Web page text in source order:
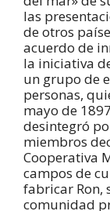
las
de otros
acuerdo de
la iniciativa
un grupo de
personas,
mayo de
desintegró
miembros
Cooperativa
campos de
fabricar Ron,
comunidad